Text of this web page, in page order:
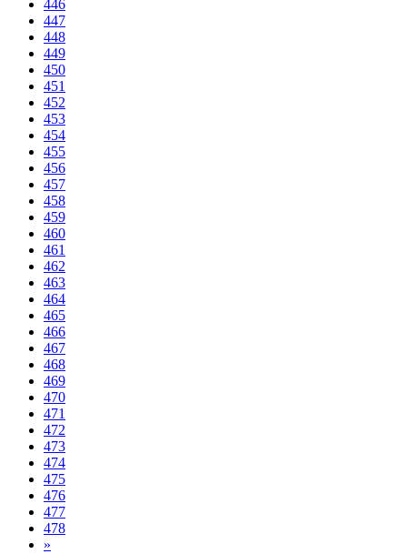
446
447
448
449
450
451
452
453
454
455
456
457
458
459
460
461
462
463
464
465
466
467
468
469
470
471
472
473
474
475
476
477
478
»